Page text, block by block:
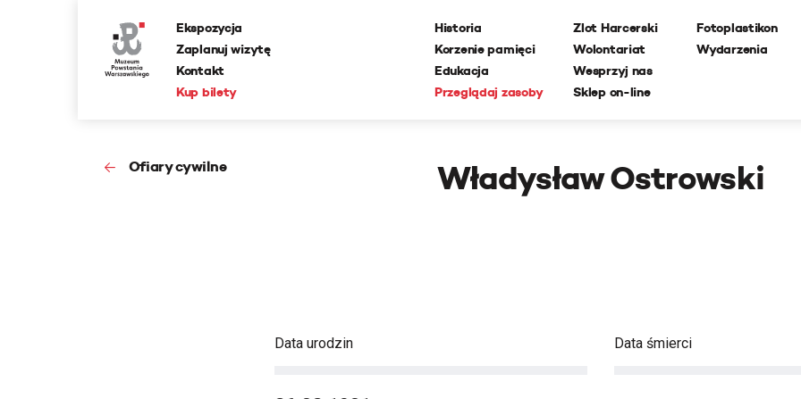
Ekspozycja
Zaplanuj wizytę
Kontakt
Kup bilety
Historia
Korzenie pamięci
Edukacja
Przeglądaj zasoby
Zlot Harcerski
Wolontariat
Wesprzyj nas
Sklep on-line
Fotoplastikon
Wydarzenia
Ofiary cywilne Władysław Ostrowski
Data urodzin Data śmierci